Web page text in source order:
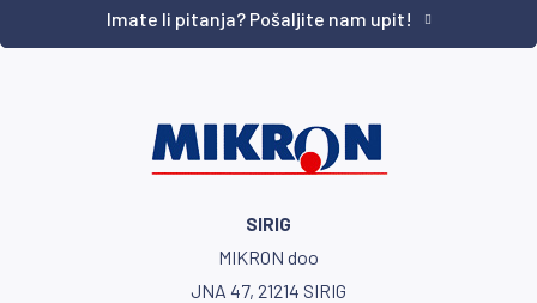
Imate li pitanja? Pošaljite nam upit!
SIRIG
MIKRON doo
JNA 47, 21214 SIRIG